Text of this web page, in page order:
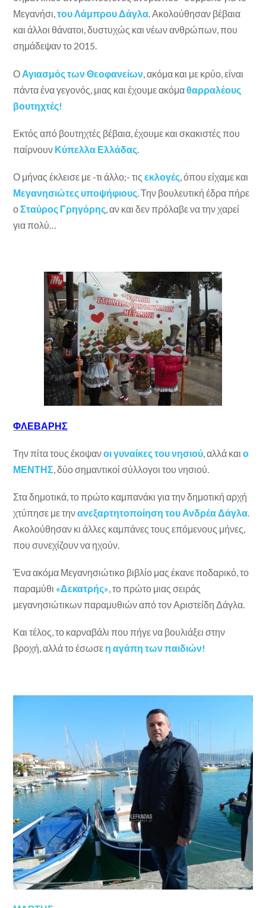
Μεγανήσι,του Λάμπρου Δάγλα. Ακολούθησαν βέβαια
και άλλοι θάνατοι, δυστυχώς και νέων ανθρώπων, που
σημάδεψαν το 2015.
Ο Αγιασμός των Θεοφανείων , ακόμα και με κρύο, είναι
πάντα ένα γεγονός, μιας και έχουμε ακόμαθαρραλέους
βουτηχτές!
Εκτός από βουτηχτές βέβαια, έχουμε και σκακιστές που
παίρνουν Κύπελλα Ελλάδας.
Ο μήνας έκλεισε με -τι άλλο;- τιςεκλογές, όπου είχαμε και
Μεγανησιώτες υποψήφιους. Την βουλευτική έδρα πήρε
οΣταύρος Γρηγόρης, αν και δεν πρόλαβε να την χαρεί
για πολύ…
ΦΛΕΒΑΡΗΣ
Την πίτα τους έκοψανοι γυναίκες του νησιού , αλλά καιο
ΜΕΝΤΗΣ , δύο σημαντικοί σύλλογοι του νησιού.
Στα δημοτικά, το πρώτο καμπανάκι για την δημοτική αρχή
χτύπησε με τηνανεξαρτητοποίηση του Ανδρέα Δάγλα.
Ακολούθησαν κι άλλες καμπάνες τους επόμενους μήνες,
που συνεχίζουν να ηχούν.
Ένα ακόμα Μεγανησιώτικο βιβλίο μας έκανε ποδαρικό, το
παραμύθι «Δεκατρής», το πρώτο μιας σειράς
μεγανησιώτικων παραμυθιών από τον Αριστείδη Δάγλα.
Και τέλος, το καρναβάλι που πήγε να βουλιάξει στην
βροχή, αλλά το έσωσε η αγάπη των παιδιών!